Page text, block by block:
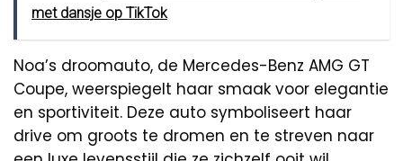
met dansje op TikTok
Noa’s droomauto, de Mercedes-Benz AMG GT
Coupe, weerspiegelt haar smaak voor elegantie
en sportiviteit. Deze auto symboliseert haar
drive om groots te dromen en te streven naar